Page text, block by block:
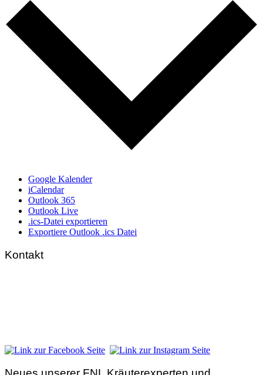
Google Kalender
iCalendar
Outlook 365
Outlook Live
.ics-Datei exportieren
Exportiere Outlook .ics Datei
Kontakt